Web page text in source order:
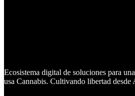
Ecosistema digital de soluciones para
usa Cannabis. Cultivando libertad desde